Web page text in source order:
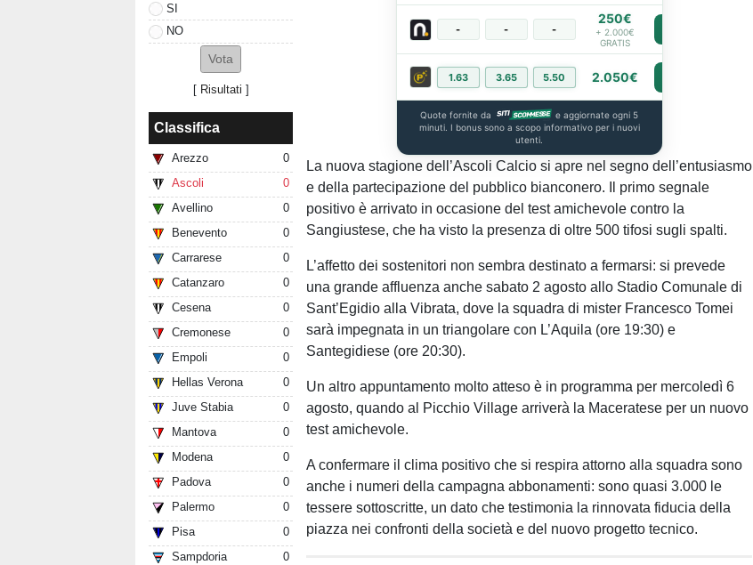
SI
NO
[ Risultati ]
Classifica
Arezzo
0
Ascoli
0
Avellino
0
Benevento
0
Carrarese
0
Catanzaro
0
Cesena
0
Cremonese
0
Empoli
0
Hellas Verona
0
Juve Stabia
0
Mantova
0
Modena
0
Padova
0
Palermo
0
Pisa
0
Sampdoria
0
- - -
250€
+ 2.000€
GRATIS
1.63 3.65 5.50 2.050€
Quote fornite da
e aggiornate ogni 5
minuti. I bonus sono a scopo informativo per i nuovi
utenti.
La nuova stagione dell’Ascoli Calcio si apre nel segno dell’entusiasmo
e della partecipazione del pubblico bianconero. Il primo segnale
positivo è arrivato in occasione del test amichevole contro la
Sangiustese, che ha visto la presenza di oltre 500 tifosi sugli spalti.
L’affetto dei sostenitori non sembra destinato a fermarsi: si prevede
una grande affluenza anche sabato 2 agosto allo Stadio Comunale di
Sant’Egidio alla Vibrata, dove la squadra di mister Francesco Tomei
sarà impegnata in un triangolare con L’Aquila (ore 19:30) e
Santegidiese (ore 20:30).
Un altro appuntamento molto atteso è in programma per mercoledì 6
agosto, quando al Picchio Village arriverà la Maceratese per un nuovo
test amichevole.
A confermare il clima positivo che si respira attorno alla squadra sono
anche i numeri della campagna abbonamenti: sono quasi 3.000 le
tessere sottoscritte, un dato che testimonia la rinnovata fiducia della
piazza nei confronti della società e del nuovo progetto tecnico.